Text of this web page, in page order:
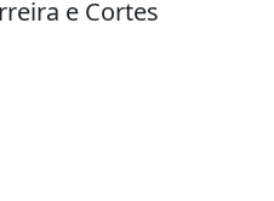
e Cortes